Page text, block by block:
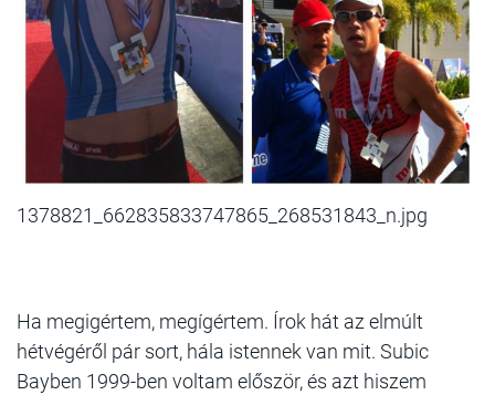
1378821_662835833747865_268531843_n.jpg
Ha megigértem, megígértem. Írok hát az elmúlt
hétvégéről pár sort, hála istennek van mit. Subic
Bayben 1999-ben voltam először, és azt hiszem